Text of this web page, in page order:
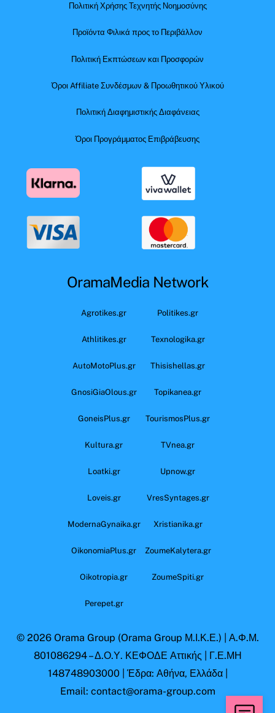
Πολιτική Χρήσης Τεχνητής Νοημοσύνης
Προϊόντα Φιλικά προς το Περιβάλλον
Πολιτική Εκπτώσεων και Προσφορών
Όροι Affiliate Συνδέσμων & Προωθητικού Υλικού
Πολιτική Διαφημιστικής Διαφάνειας
Όροι Προγράμματος Επιβράβευσης
OramaMedia Network
Agrotikes.gr Politikes.gr
Athlitikes.gr Texnologika.gr
AutoMotoPlus.gr Thisishellas.gr
GnosiGiaOlous.gr Topikanea.gr
GoneisPlus.gr TourismosPlus.gr
Kultura.gr TVnea.gr
Loatki.gr Upnow.gr
Loveis.gr VresSyntages.gr
ModernaGynaika.gr Xristianika.gr
OikonomiaPlus.gr ZoumeKalytera.gr
Oikotropia.gr ZoumeSpiti.gr
Perepet.gr
© 2026 Orama Group (Orama Group Μ.Ι.Κ.Ε.) | Α.Φ.Μ.
801086294 – Δ.Ο.Υ. ΚΕΦΟΔΕ Αττικής | Γ.Ε.ΜΗ
148748903000 | Έδρα: Αθήνα, Ελλάδα |
Email: contact@orama-group.com